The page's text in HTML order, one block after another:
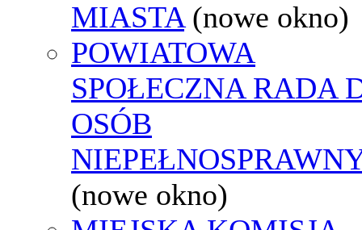
MIASTA (nowe okno)
POWIATOWA
SPOŁECZNA RADA
OSÓB
(nowe okno)